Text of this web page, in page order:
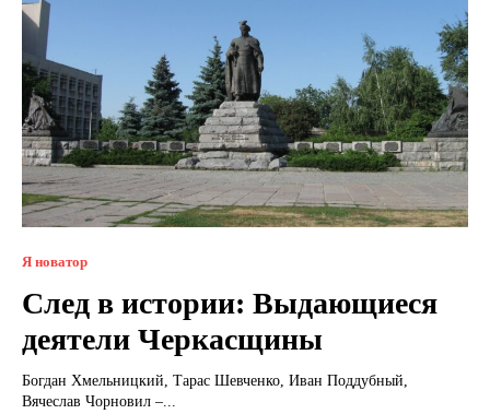
Я новатор
След в истории: Выдающиеся
деятели Черкасщины
Богдан Хмельницкий, Тарас Шевченко, Иван Поддубный,
Вячеслав Чорновил –...